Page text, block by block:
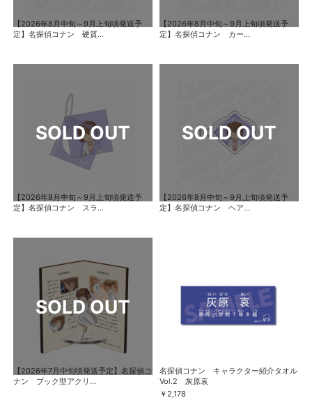
【2026年8月中旬～9月上旬頃発送予
定】名探偵コナン 硬質...
【2026年8月中旬～9月上旬頃発送予
定】名探偵コナン カー...
【2026年8月中旬～9月上旬頃発送予
定】名探偵コナン スラ...
【2026年8月中旬～9月上旬頃発送予
定】名探偵コナン ヘア...
【2026年7月中旬頃発送予定】名探偵コ
ナン ブック型アクリ...
名探偵コナン キャラクター紹介タオル
Vol.2 灰原哀
￥2,178